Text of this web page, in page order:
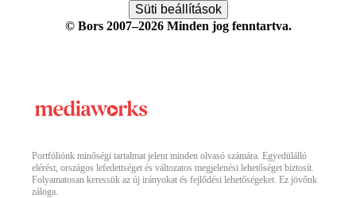
Süti beállítások
© Bors 2007–2026 Minden jog fenntartva.
Portfóliónk minőségi tartalmat jelent minden olvasó számára. Egyedülálló
elérést, országos lefedettséget és változatos megjelenési lehetőséget biztosít.
Folyamatosan keressük az új irányokat és fejlődési lehetőségeket. Ez jövőnk
záloga.